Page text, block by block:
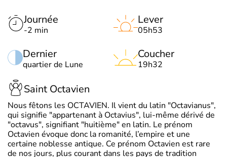
Journée
-2 min
Dernier
quartier de Lune
Lever
05h53
Coucher
19h32
Saint Octavien
Nous fêtons les OCTAVIEN. Il vient du latin "Octavianus",
qui signifie "appartenant à Octavius", lui-même dérivé de
"octavus", signifiant "huitième" en latin. Le prénom
Octavien évoque donc la romanité, l’empire et une
certaine noblesse antique. Ce prénom Octavien est rare
de nos jours, plus courant dans les pays de tradition